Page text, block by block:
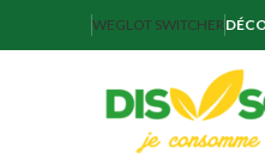
WEGLOT SWITCHER